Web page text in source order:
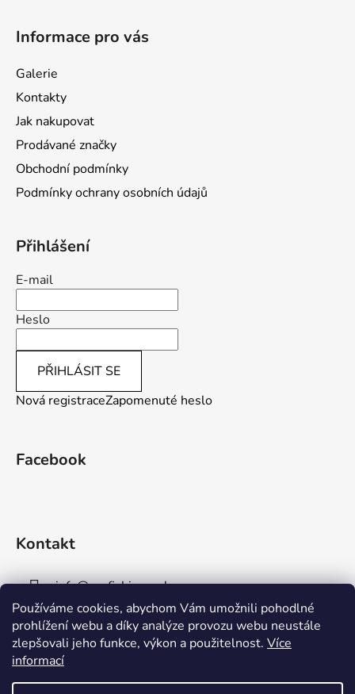
Používáme cookies, abychom Vám umožnili pohodlné
prohlížení webu a díky analýze provozu webu neustále
zlepšovali jeho funkce, výkon a použitelnost. Více
informací
Informace pro vás
Galerie
Kontakty
Jak nakupovat
Prodávané značky
Obchodní podmínky
Podmínky ochrany osobních údajů
Přihlášení
E-mail
Heslo
PŘIHLÁSIT SE
Nová registraceZapomenuté heslo
Facebook
Kontakt
info@aaafishingpraha.cz
778 011 878